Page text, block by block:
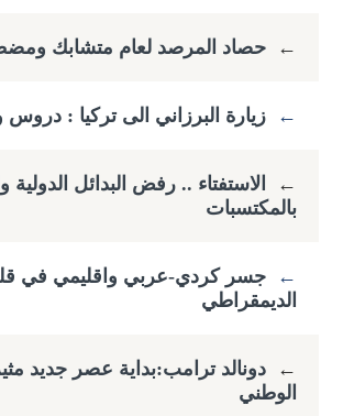
← حصاد المرصد لعام متشابك
← زيارة البرزاني الى تركيا :
←
الاستفتاء .. رفض البدائل الدولية
بالمكتسبات
←
جسر كردي-عربي واقليمي في
الديمقراطي
←
دونالد ترامب:بداية عصر جديد
الوطني